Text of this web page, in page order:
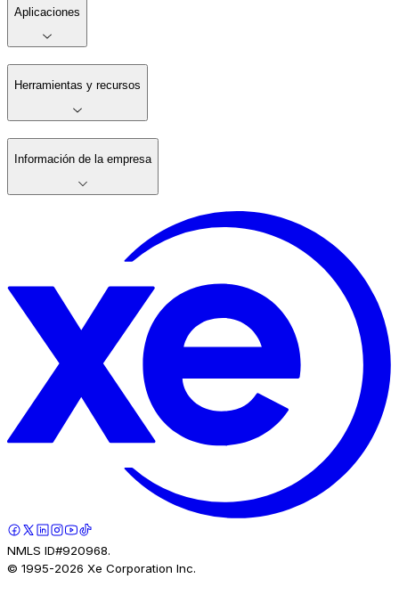
Aplicaciones
Herramientas y recursos
Información de la empresa
NMLS ID#920968.
© 1995-2026 Xe Corporation Inc.